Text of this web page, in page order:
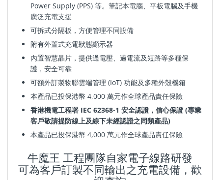
Power Supply (PPS) 等。 筆記本電腦、平板電腦及手機
廣泛充電支援
可拆式分隔板 ， 方便管理不同設備
附有外置式充電狀態顯示器
內置智慧晶片，提供過電壓
過電流及短路等多種保
護，安全可靠
可額外訂製物聯雲端管理 (IoT) 功能及多種外殼機箱
本產品已投保港幣 4,000 萬元作全球產品責任保險
香港機電工程署 IEC 62368-1 安全認證，信心保證 (專業
客戶敬請提防線上及線下未經認證之同類產品)
本產品已投保港幣 4,000 萬元作全球產品責任保險
牛魔王 工程團隊自家電子線路研發
可為客戶訂製不同輸出之充電設備，歡